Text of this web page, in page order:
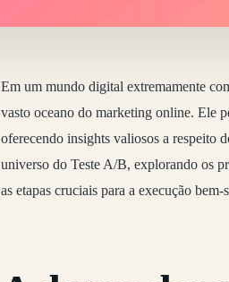
Em um mundo digital extremamente
vasto oceano do marketing online. Ele
oferecendo insights valiosos a respeito
universo do Teste A/B, explorando os
as etapas cruciais para a execução bem-